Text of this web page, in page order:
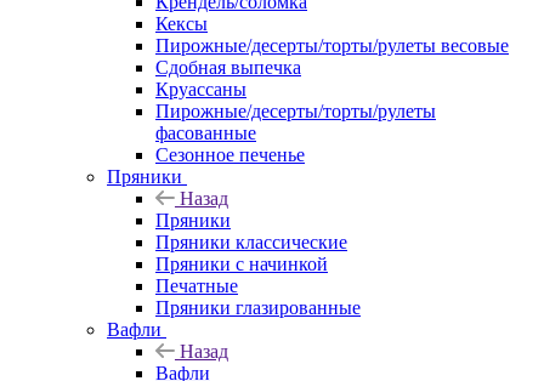
Кексы
Пирожные/десерты/торты/рулеты весовые
Сдобная выпечка
Круассаны
Пирожные/десерты/торты/рулеты
фасованные
Сезонное печенье
Пряники
Назад
Пряники
Пряники классические
Пряники с начинкой
Печатные
Пряники глазированные
Вафли
Назад
Вафли